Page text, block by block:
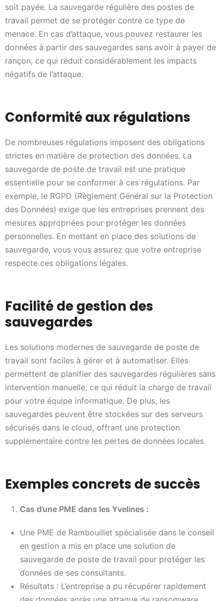
soit payée. La sauvegarde régulière des postes de
travail permet de se protéger contre ce type de
menace. En cas d’attaque, vous pouvez restaurer les
données à partir des sauvegardes sans avoir à payer de
rançon, ce qui réduit considérablement les impacts
négatifs de l’attaque.
Conformité aux régulations
De nombreuses régulations imposent des obligations
strictes en matière de protection des données. La
sauvegarde de poste de travail est une pratique
essentielle pour se conformer à ces régulations. Par
exemple, le RGPD (Règlement Général sur la Protection
des Données) exige que les entreprises prennent des
mesures appropriées pour protéger les données
personnelles. En mettant en place des solutions de
sauvegarde, vous vous assurez que votre entreprise
respecte ces obligations légales.
Facilité de gestion des
sauvegardes
Les solutions modernes de sauvegarde de poste de
travail sont faciles à gérer et à automatiser. Elles
permettent de planifier des sauvegardes régulières sans
intervention manuelle, ce qui réduit la charge de travail
pour votre équipe informatique. De plus, les
sauvegardes peuvent être stockées sur des serveurs
sécurisés dans le cloud, offrant une protection
supplémentaire contre les pertes de données locales.
Exemples concrets de succès
Cas d’une PME dans les Yvelines :
Une PME de Rambouillet spécialisée dans le conseil
en gestion a mis en place une solution de
sauvegarde de poste de travail pour protéger les
données de ses consultants.
Résultats : L’entreprise a pu récupérer rapidement